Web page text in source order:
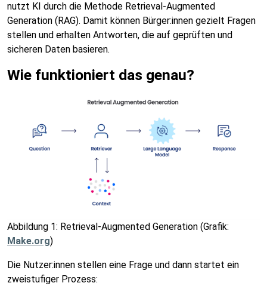
nutzt KI durch die Methode Retrieval-Augmented
Generation (RAG). Damit können Bürger:innen gezielt Fragen
stellen und erhalten Antworten, die auf geprüften und
sicheren Daten basieren.
Wie funktioniert das genau?
Abbildung 1: Retrieval-Augmented Generation (Grafik:
Make.org)
Die Nutzer:innen stellen eine Frage und dann startet ein
zweistufiger Prozess: